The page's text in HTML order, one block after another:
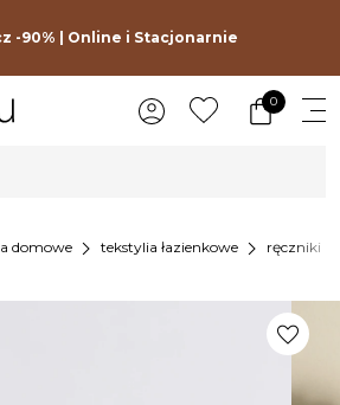
-90% | Online i Stacjonarnie
0
domowe chevron_right tekstylia łazienkowe chevron_right ręczniki
favorite